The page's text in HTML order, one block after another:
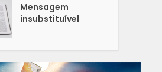
Mensagem
insubstituível